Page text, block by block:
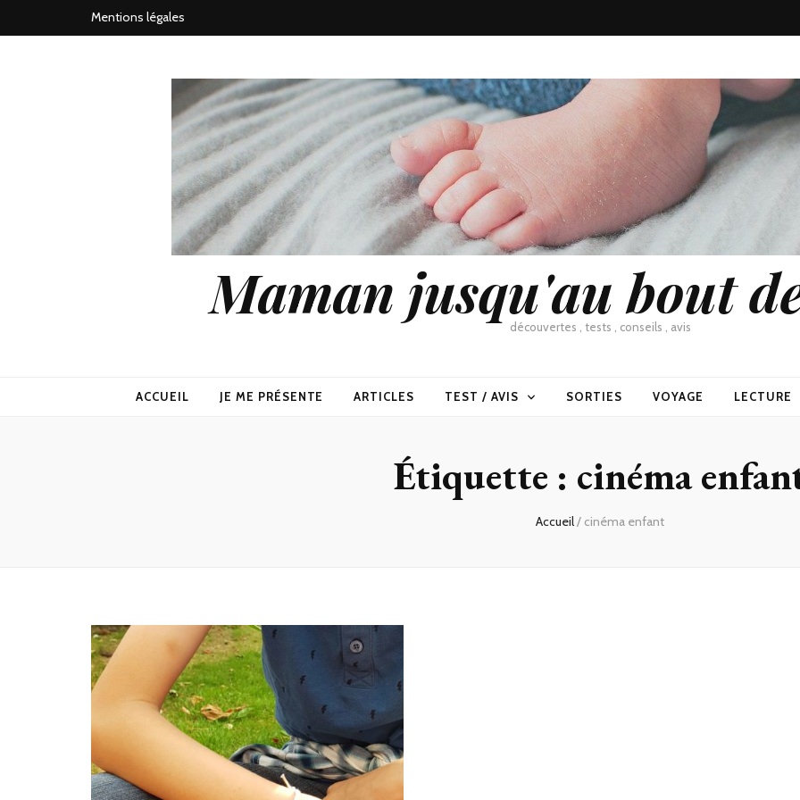
Mentions légales
Maman jusqu'au bout
découvertes , tests , conseils , avis
ACCUEIL JE ME PRÉSENTE ARTICLES TEST / AVIS SORTIES VOYAGE LECTURE
Étiquette : cinéma
Accueil/ cinéma enfant